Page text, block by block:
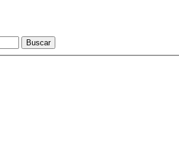
Buscar